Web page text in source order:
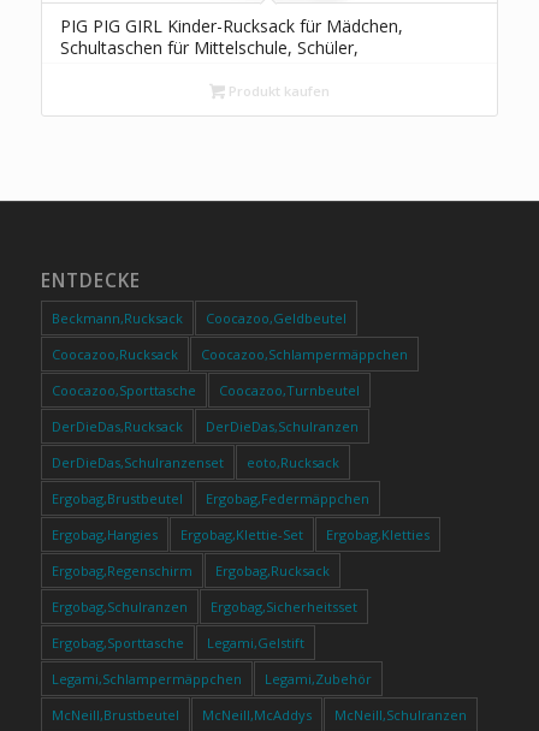
PIG PIG GIRL Kinder-Rucksack für Mädchen,
Schultaschen für Mittelschule, Schüler,
beige, Einheitsgröße, Benutzerdefiniert
Produkt kaufen
ENTDECKE
Beckmann,Rucksack
Coocazoo,Geldbeutel
Coocazoo,Rucksack
Coocazoo,Schlampermäppchen
Coocazoo,Sporttasche
Coocazoo,Turnbeutel
DerDieDas,Rucksack
DerDieDas,Schulranzen
DerDieDas,Schulranzenset
eoto,Rucksack
Ergobag,Brustbeutel
Ergobag,Federmäppchen
Ergobag,Hangies
Ergobag,Klettie-Set
Ergobag,Kletties
Ergobag,Regenschirm
Ergobag,Rucksack
Ergobag,Schulranzen
Ergobag,Sicherheitsset
Ergobag,Sporttasche
Legami,Gelstift
Legami,Schlampermäppchen
Legami,Zubehör
McNeill,Brustbeutel
McNeill,McAddys
McNeill,Schulranzen